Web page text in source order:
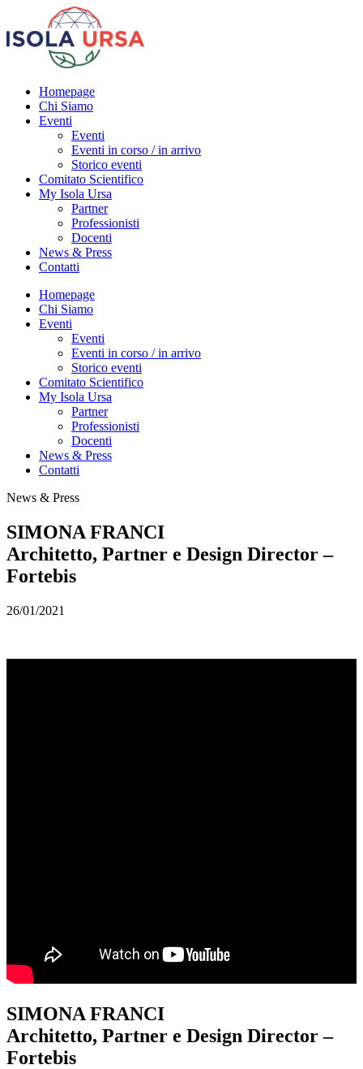
Homepage
Chi Siamo
Eventi
Eventi
Eventi in corso / in arrivo
Storico eventi
Comitato Scientifico
My Isola Ursa
Partner
Professionisti
Docenti
News & Press
Contatti
Homepage
Chi Siamo
Eventi
Eventi
Eventi in corso / in arrivo
Storico eventi
Comitato Scientifico
My Isola Ursa
Partner
Professionisti
Docenti
News & Press
Contatti
News & Press
SIMONA FRANCI
Architetto, Partner e Design Director –
Fortebis
26/01/2021
SIMONA FRANCI
Architetto, Partner e Design Director –
Fortebis